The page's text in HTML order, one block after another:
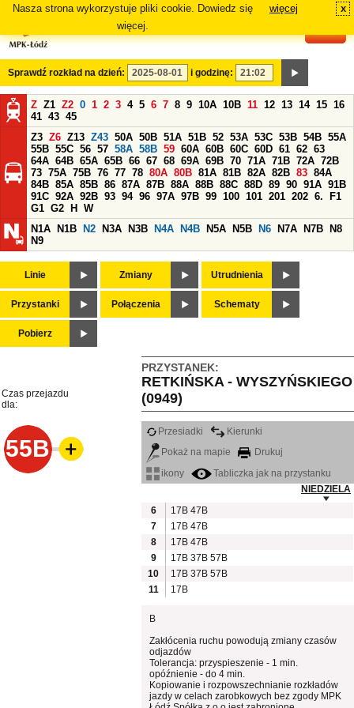
Nasza strona wykorzystuje pliki cookie. Dowiedz się
więcej.
więcej x
Sprawdź rozkład na dzień: i godzinę:
Z Z1 Z2 0 1 2 3 4 5 6 7 8 9 10A 10B 11 12 13 14 15 16
41 43 45
Z3 Z6 Z13 Z43 50A 50B 51A 51B 52 53A 53C 53B 54B 55A
55B 55C 56 57 58A 58B 59 60A 60B 60C 60D 61 62 63
64A 64B 65A 65B 66 67 68 69A 69B 70 71A 71B 72A 72B
73 75A 75B 76 77 78 80A 80B 81A 81B 82A 82B 83 84A
84B 85A 85B 86 87A 87B 88A 88B 88C 88D 89 90 91A 91B
91C 92A 92B 93 94 96 97A 97B 99 100 101 201 202 6.
F1
G1 G2 H
W
N1A
N1B N2 N3A N3B N4A N4B N5A N5B N6 N7A N7B
N8
N9
Linie Zmiany Utrudnienia
Przystanki Połączenia Schematy
Pobierz
PRZYSTANEK:
RETKIŃSKA - WYSZYŃSKIEGO
(0949)
Czas przejazdu
dla:
55B
Przesiadki
Kierunki
Pokaż na mapie
Drukuj
ikony
Tabliczka jak na przystanku
NIEDZIELA
6
17B 47B
7
17B 47B
8
17B 47B
9
17B 37B 57B
10
17B 37B 57B
11
17B
B
Zakłócenia ruchu powodują zmiany czasów
odjazdów
Tolerancja: przyspieszenie - 1 min.
opóźnienie - do 4 min.
Kopiowanie i rozpowszechnianie rozkładów
jazdy w celach zarobkowych bez zgody MPK